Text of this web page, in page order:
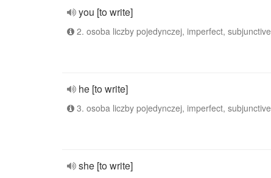
you [to write]
2. osoba liczby pojedynczej, imperfect, subjunctive
he [to write]
3. osoba liczby pojedynczej, imperfect, subjunctive
she [to write]